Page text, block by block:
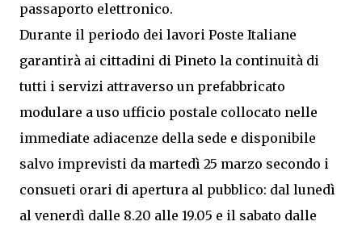
passaporto elettronico.
Durante il periodo dei lavori Poste Italiane
garantirà ai cittadini di Pineto la continuità di
tutti i servizi attraverso un prefabbricato
modulare a uso ufficio postale collocato nelle
immediate adiacenze della sede e disponibile
salvo imprevisti da martedì 25 marzo secondo i
consueti orari di apertura al pubblico: dal lunedì
al venerdì dalle 8.20 alle 19.05 e il sabato dalle